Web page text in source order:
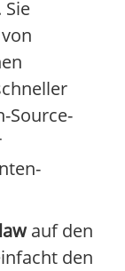
Source-
auf den
den